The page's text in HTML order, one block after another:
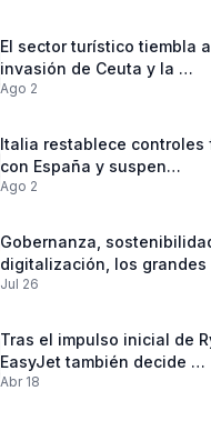
El sector turístico tiembla
invasión de Ceuta y la …
Ago 2
Italia restablece controles
con España y suspen…
Ago 2
Gobernanza,
digitalización, los
Jul 26
Tras el impulso inicial de
EasyJet también decide …
Abr 18